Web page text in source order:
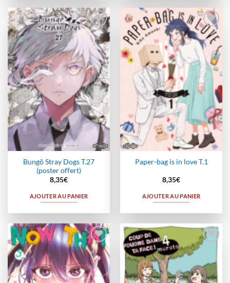
Ajouter
à la
wishlist
Bungô Stray Dogs T.27
(poster offert)
8,35€
AJOUTER AU PANIER
Ajouter
à la
wishlist
Paper-bag is in love T.1
8,35€
AJOUTER AU PANIER
Ajouter
à la
wishlist
Ajouter
wishlist